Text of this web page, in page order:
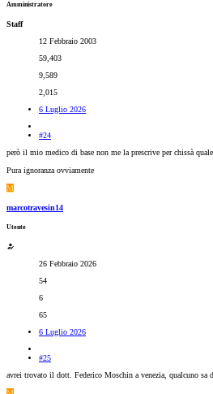
Amministratore
Staff
12 Febbraio 2003
59,403
9,589
2,015
6 Luglio 2026
#24
però il mio medico di base non me la prescrive per chissà
Pura ignoranza ovviamente
M
marcotravesin14
Utente
26 Febbraio 2026
54
6
65
6 Luglio 2026
#25
avrei trovato il dott. Federico Moschin a venezia, qualcuno sa